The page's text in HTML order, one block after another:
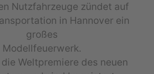
Nutz­fahr­zeu­ge zün­det auf
in Han­no­ver ein
gro­ßes
Modell­feu­er­werk.
Welt­pre­mie­re des neu­en